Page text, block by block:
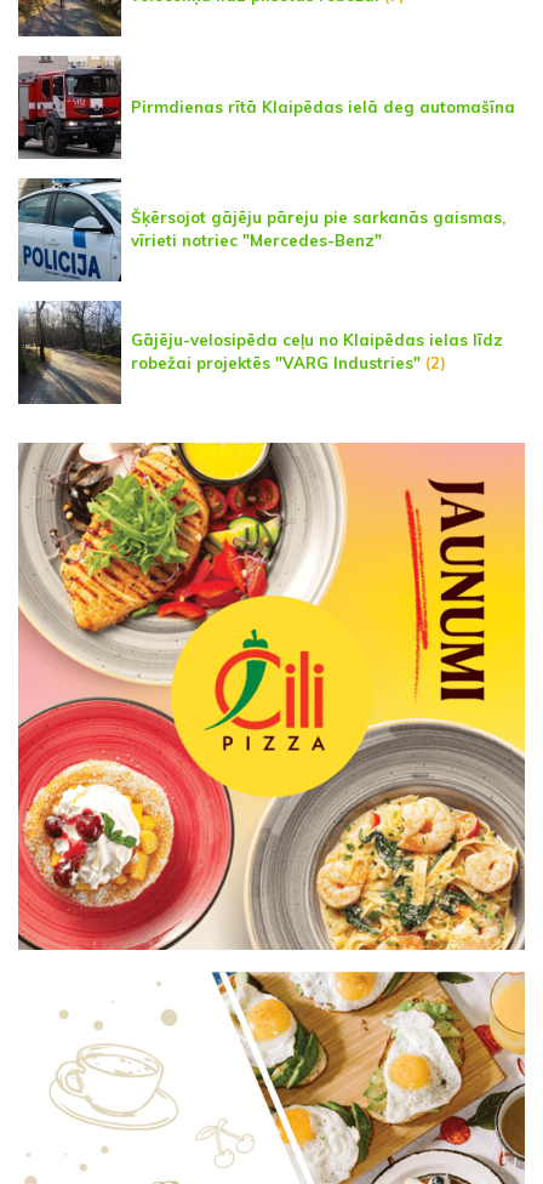
Pirmdienas rītā Klaipēdas ielā deg automašīna
Šķērsojot gājēju pāreju pie sarkanās gaismas,
vīrieti notriec "Mercedes-Benz"
Gājēju-velosipēda ceļu no Klaipēdas ielas līdz
robežai projektēs "VARG Industries" (2)